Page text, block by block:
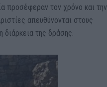
προσέφεραν τον χρόνο και την
απευθύνονται στους
της δράσης.